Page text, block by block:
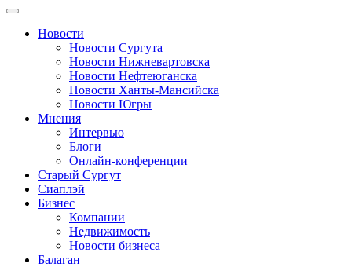
Новости
Новости Сургута
Новости Нижневартовска
Новости Нефтеюганска
Новости Ханты-Мансийска
Новости Югры
Мнения
Интервью
Блоги
Онлайн-конференции
Старый Сургут
Сиаплэй
Бизнес
Компании
Недвижимость
Новости бизнеса
Балаган